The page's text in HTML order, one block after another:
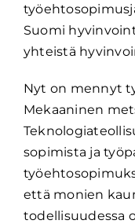
Suomi
yhteistä
Nyt on mennyt
Mekaaninen
sopimista ja
että monien
todellisuudessa